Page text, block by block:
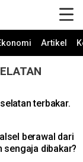
Artikel
terbakar.
berawal dari
sengaja dibakar?